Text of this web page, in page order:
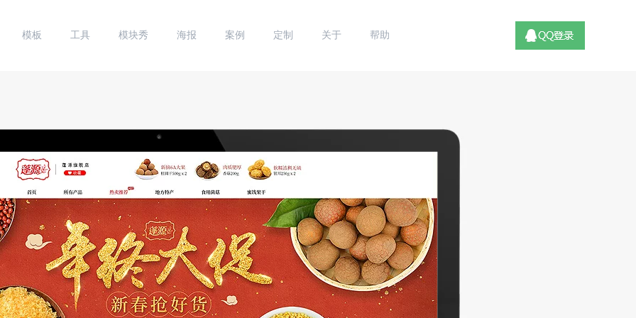
模板 工具 模块秀 海报 案例 定制 关于 帮助